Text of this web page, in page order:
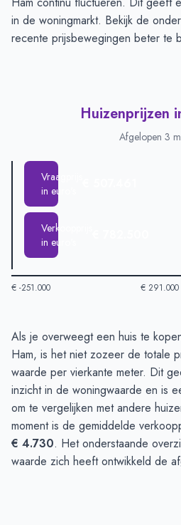
in de woningmarkt. Bekijk de
recente prijsbewegingen beter te
Huizenprijzen
Afgelopen 3
Vraagprijs
in euro's
Verkoopprijs
in euro's
€ -251.000 € 291.000
Huizenprijzen in Den Ham -
Type
Vraagprijs in euro's
Verkoopprijs in euro's
Als je overweegt een huis te
Ham, is het niet zozeer de totale
waarde per vierkante meter. Dit
inzicht in de woningwaarde en is
om te vergelijken met andere
moment is de gemiddelde
€ 4.730. Het onderstaande
waarde zich heeft ontwikkeld de